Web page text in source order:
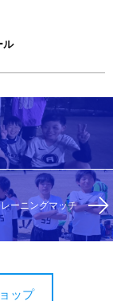
ル
ーニングマッチ
ップ